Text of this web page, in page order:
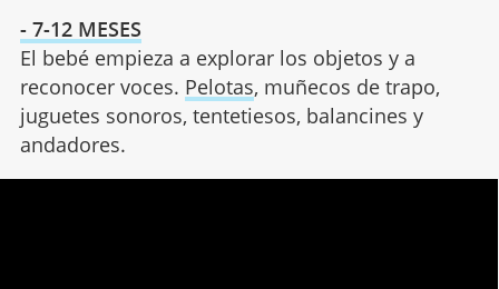
- 7-12 MESES
El bebé empieza a explorar los objetos y a
reconocer voces. Pelotas, muñecos de trapo,
juguetes sonoros, tentetiesos, balancines y
andadores.